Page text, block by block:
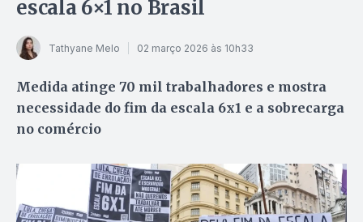
escala 6×1 no Brasil
Tathyane Melo 02 março 2026 às 10h33
Medida atinge 70 mil trabalhadores e mostra
necessidade do fim da escala 6x1 e a sobrecarga
no comércio